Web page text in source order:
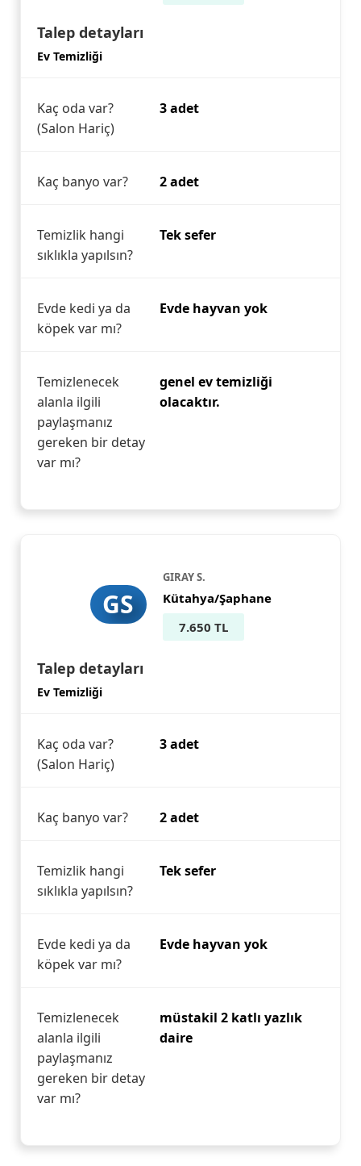
Talep detayları
Ev Temizliği
Kaç oda var?
(Salon Hariç)
3 adet
Kaç banyo var? 2 adet
Temizlik hangi
sıklıkla yapılsın?
Tek sefer
Evde kedi ya da
köpek var mı?
Evde hayvan yok
Temizlenecek
alanla ilgili
paylaşmanız
gereken bir detay
var mı?
genel ev temizliği
olacaktır.
GS
GIRAY S.
Kütahya/Şaphane
7.650 TL
Talep detayları
Ev Temizliği
Kaç oda var?
(Salon Hariç)
3 adet
Kaç banyo var? 2 adet
Temizlik hangi
sıklıkla yapılsın?
Tek sefer
Evde kedi ya da
köpek var mı?
Evde hayvan yok
Temizlenecek
alanla ilgili
paylaşmanız
gereken bir detay
var mı?
müstakil 2 katlı yazlık
daire